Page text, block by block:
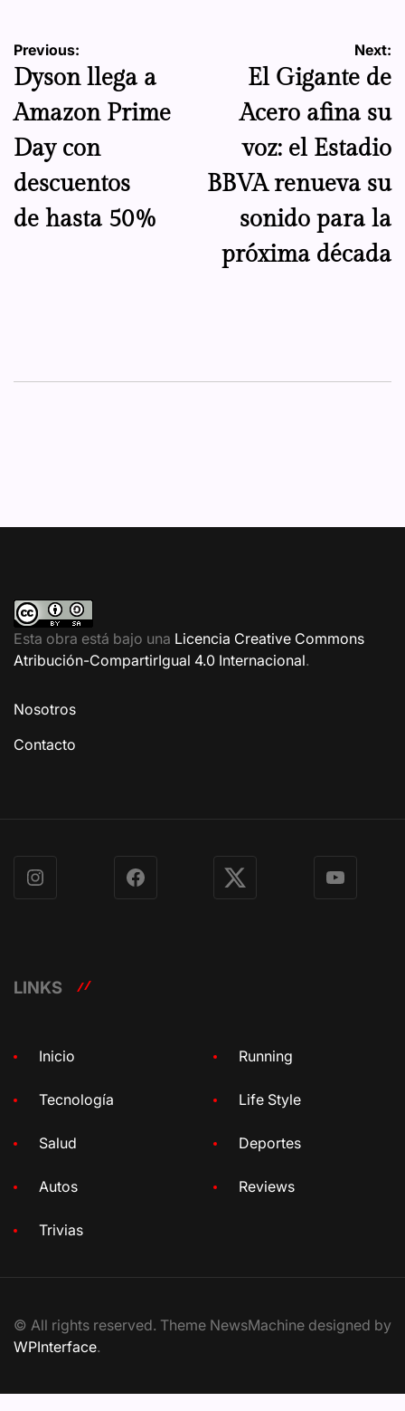
Navegación
de
entradas
Previous:
Dyson llega a
Amazon Prime
Day con
descuentos
de hasta 50%
Next:
El Gigante de
Acero afina su
voz: el Estadio
BBVA renueva su
sonido para la
próxima década
Esta obra está bajo una Licencia Creative Commons
Atribución-CompartirIgual 4.0 Internacional.
Nosotros
Contacto
Instagram Facebook X YouTube
LINKS
Inicio Running
Tecnología Life Style
Salud Deportes
Autos Reviews
Trivias
© All rights reserved. Theme NewsMachine designed by
WPInterface.